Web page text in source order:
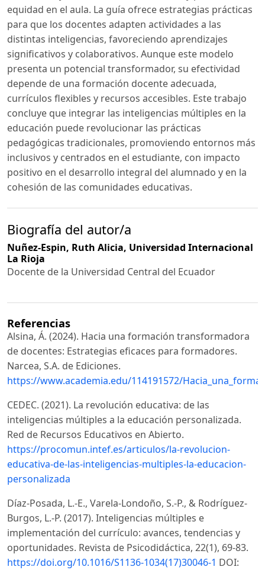
equidad en el aula. La guía ofrece estrategias prácticas
para que los docentes adapten actividades a las
distintas inteligencias, favoreciendo aprendizajes
significativos y colaborativos. Aunque este modelo
presenta un potencial transformador, su efectividad
depende de una formación docente adecuada,
currículos flexibles y recursos accesibles. Este trabajo
concluye que integrar las inteligencias múltiples en la
educación puede revolucionar las prácticas
pedagógicas tradicionales, promoviendo entornos más
inclusivos y centrados en el estudiante, con impacto
positivo en el desarrollo integral del alumnado y en la
cohesión de las comunidades educativas.
Biografía del autor/a
Nuñez-Espin, Ruth Alicia, Universidad Internacional
La Rioja
Docente de la Universidad Central del Ecuador
Referencias
Alsina, Á. (2024). Hacia una formación transformadora
de docentes: Estrategias eficaces para formadores.
Narcea, S.A. de Ediciones.
https://www.academia.edu/114191572/
CEDEC. (2021). La revolución educativa: de las
inteligencias múltiples a la educación personalizada.
Red de Recursos Educativos en Abierto.
https://procomun.intef.es/articulos/la-revolucion-
educativa-de-las-inteligencias-multiples-la-educacion-
personalizada
Díaz-Posada, L.-E., Varela-Londoño, S.-P., & Rodríguez-
Burgos, L.-P. (2017). Inteligencias múltiples e
implementación del currículo: avances, tendencias y
oportunidades. Revista de Psicodidáctica, 22(1), 69-83.
https://doi.org/10.1016/S1136-1034(17)30046-1 DOI: